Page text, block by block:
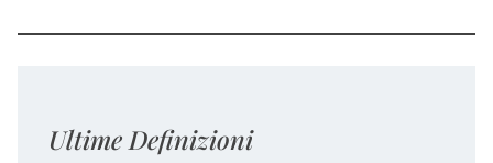
Ultime Definizioni